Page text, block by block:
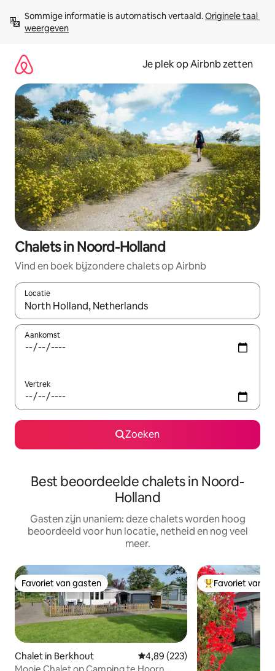
direct
naar
Sommige informatie is automatisch vertaald. Originele taal
weergeven
Je plek op Airbnb zetten
Chalets in Noord-Holland
Vind en boek bijzondere chalets op Airbnb
Locatie
Wanneer er resultaten beschikbaar zijn, maak je een keuze
Aankomst
Vertrek
Zoeken
Best beoordeelde chalets in Noord-
Holland
Gasten zijn unaniem: deze chalets worden hoog
beoordeeld voor hun locatie, netheid en nog veel
meer.
Favoriet van gasten
Favoriet van gasten
Chalet in Berkhout Gemiddelde beoordeling van
4,89 (223)
Mooie Chalet op Camping te Hoorn
Topfavoriet van
Favoriet van